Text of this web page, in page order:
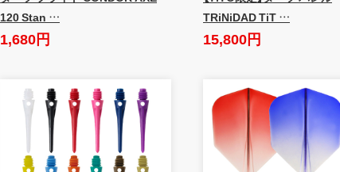
120 Stan …
1,680円
TRiNiDAD TiT …
15,800円